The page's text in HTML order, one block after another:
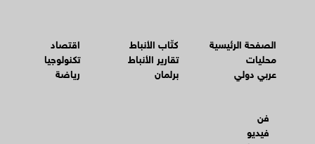
الصفحة الرئيسية
محليات
عربي دولي
كتّاب الأنباط
تقارير الأنباط
برلمان
اقتصاد
تكنولوجيا
رياضة
فن
فيديو